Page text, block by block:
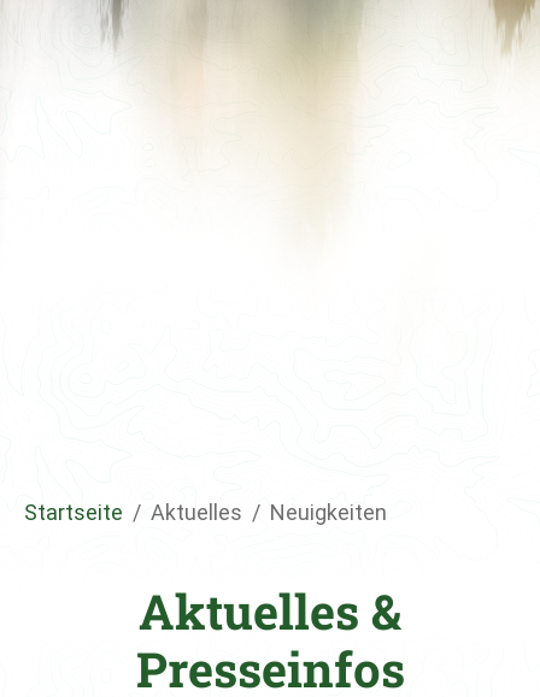
Startseite Aktuelles Neuigkeiten
Aktuelles &
Presseinfos